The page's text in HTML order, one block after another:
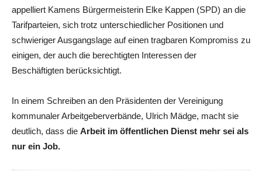
appelliert Kamens Bürgermeisterin Elke Kappen (SPD) an die
Tarifparteien, sich trotz unterschiedlicher Positionen und
schwieriger Ausgangslage auf einen tragbaren Kompromiss zu
einigen, der auch die berechtigten Interessen der
Beschäftigten berücksichtigt.
In einem Schreiben an den Präsidenten der Vereinigung
kommunaler Arbeitgeberverbände, Ulrich Mädge, macht sie
deutlich, dass die Arbeit im öffentlichen Dienst mehr sei als
nur ein Job.